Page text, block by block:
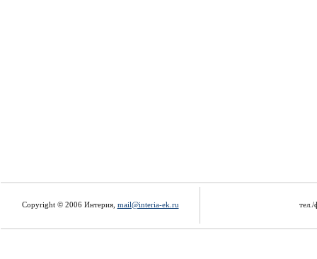
Copyright © 2006 Интерия, mail@interia-ek.ru